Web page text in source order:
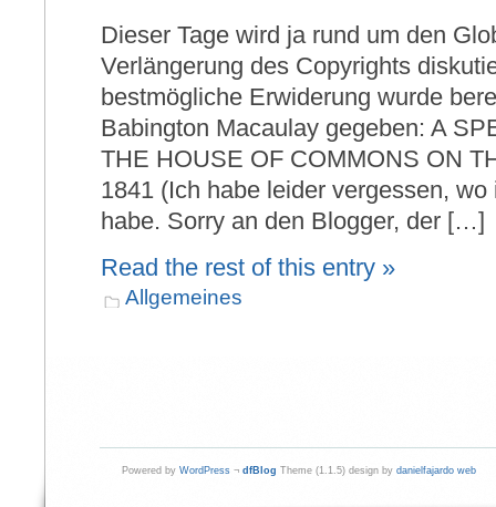
Dieser Tage wird ja rund um den
Verlängerung des Copyrights
bestmögliche Erwiderung wurde
Babington Macaulay gegeben: A
THE HOUSE OF COMMONS ON
1841 (Ich habe leider vergessen,
habe. Sorry an den Blogger, der […]
Read the rest of this entry »
Allgemeines
Powered by WordPress ¬ dfBlog Theme (1.1.5) design by danielfajardo web